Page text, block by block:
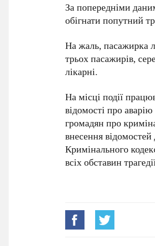
За попередніми
обігнати попутний
На жаль, пасажирка
трьох пасажирів,
лікарні.
На місці події
відомості про
громадян про
внесення
Кримінального
всіх обставин